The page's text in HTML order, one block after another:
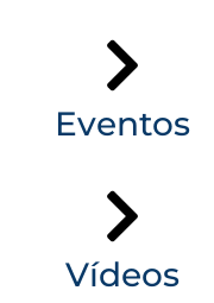
Eventos
Vídeos